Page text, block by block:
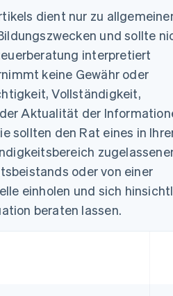
dient nur zu
und sollte
interpretiert
keine Gewähr oder
Vollständigkeit,
Aktualität der
sollten den Rat eines in
oder von einer
einholen und sich
beraten lassen.
English